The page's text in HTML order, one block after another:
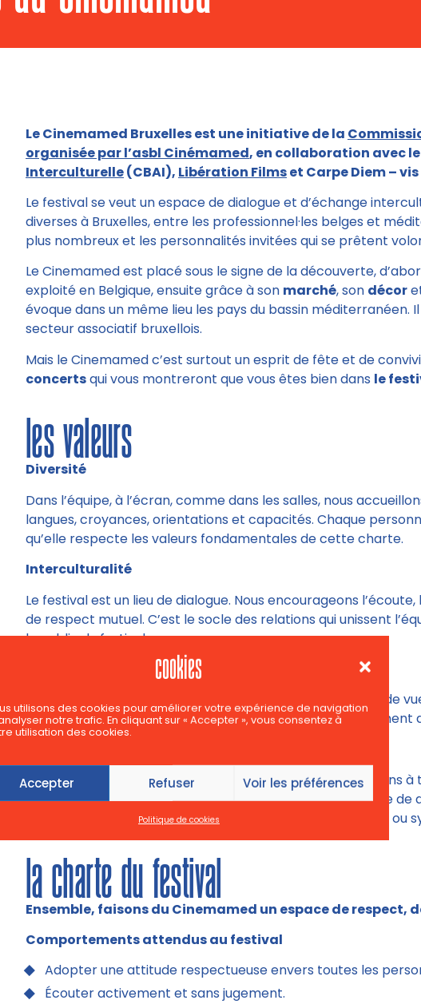
cookies
utilisons des cookies pour améliorer votre expérience de navigation
notre trafic. En cliquant sur « Accepter », vous consentez à
utilisation des cookies.
Accepter Refuser Voir les préférences
Politique de cookies
Le Cinemamed Bruxelles est une initiative de la
organisée par l’asbl Cinémamed, en collaboration avec le
Interculturelle(CBAI), Libération Filmset Carpe Diem –
Le festival se veut un espace de dialogue et d’échange
diverses à Bruxelles, entre les professionnel·les belges et
plus nombreux et les personnalités invitées qui se prêtent
Le Cinemamed est placé sous le signe de la découverte,
exploité en Belgique, ensuite grâce à son marché, son décor
évoque dans un même lieu les pays du bassin
secteur associatif bruxellois.
Mais le Cinemamed c’est surtout un esprit de fête et de
concertsqui vous montreront que vous êtes bien dans le
les valeurs
Diversité
Dans l’équipe, à l’écran, comme dans les salles, nous
langues, croyances, orientations et capacités. Chaque
qu’elle respecte les valeurs fondamentales de cette charte.
Interculturalité
Le festival est un lieu de dialogue. Nous encourageons
de respect mutuel. C’est le socle des relations qui unissent
le public du festival.
Nous favorisons la confrontation bienveillante des points de
Les désaccords peuvent s’exprimer, mais jamais au détriment
Le Cinemamed s’engage pour la défense des droits humains
En plaçant l’inclusion au centre, nous refusons toute forme
d’intimidation ou de violence, qu’elle soit verbale, physique ou
la charte du festival
Ensemble, faisons du Cinemamed un espace de respect,
Comportements attendus au festival
Adopter une attitude respectueuse envers toutes les
Écouter activement et sans jugement.